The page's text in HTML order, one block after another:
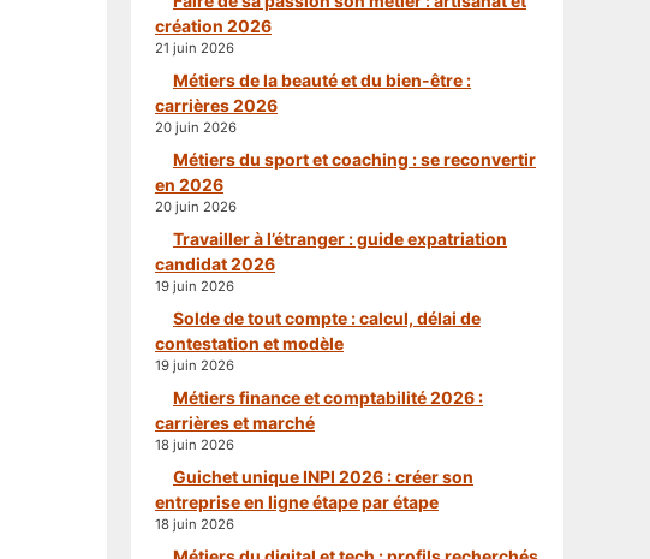
création 2026
21 juin 2026
Métiers de la beauté et du bien-être :
carrières 2026
20 juin 2026
Métiers du sport et coaching : se reconvertir
en 2026
20 juin 2026
Travailler à l’étranger : guide expatriation
candidat 2026
19 juin 2026
Solde de tout compte : calcul, délai de
contestation et modèle
19 juin 2026
Métiers finance et comptabilité 2026 :
carrières et marché
18 juin 2026
Guichet unique INPI 2026 : créer son
entreprise en ligne étape par étape
18 juin 2026